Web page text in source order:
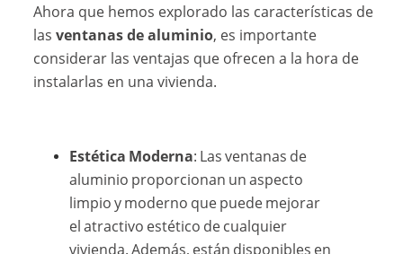
Ahora que hemos explorado las características de
lasventanas de aluminio, es importante
considerar las ventajas que ofrecen a la hora de
instalarlas en una vivienda.
Estética Moderna: Las ventanas de
aluminio proporcionan un aspecto
limpio y moderno que puede mejorar
el atractivo estético de cualquier
vivienda. Además, están disponibles en